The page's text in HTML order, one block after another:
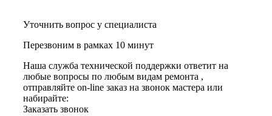
хлебопечек
холодильников
холодильных шкафов
homepod
хот-дог мейкеров
хотдогниц
хромбуков
Уточнить вопрос у специалиста
Перезвоним в рамках 10 минут
Наша служба технической поддержки ответит на
любые вопросы по любым видам ремонта ,
отправляйте on-line заказ на звонок мастера или
набирайте:
Заказать звонок